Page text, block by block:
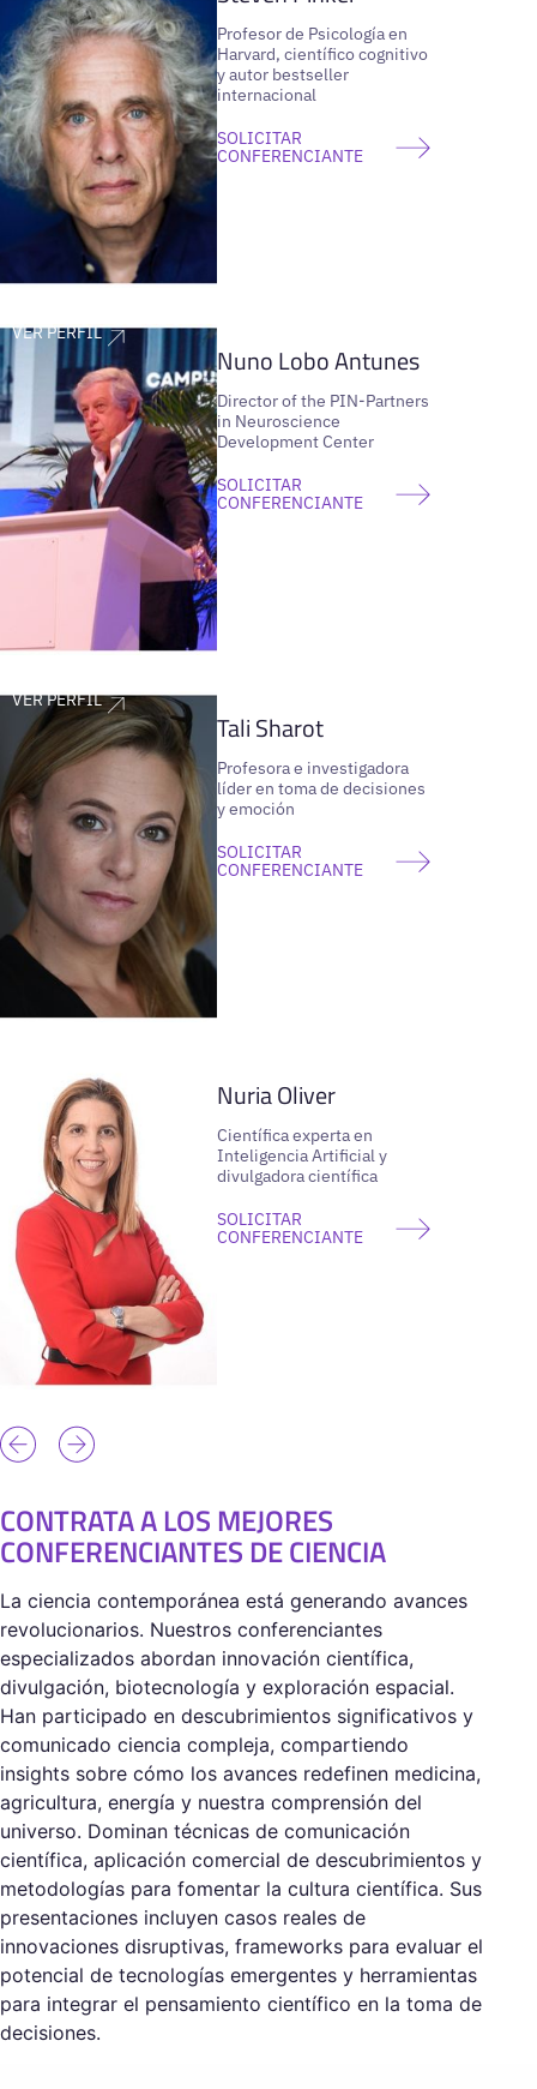
Profesor de Psicología en
Harvard, científico cognitivo
y autor bestseller
internacional
SOLICITAR
CONFERENCIANTE
VER PERFIL
Nuno Lobo Antunes
Director of the PIN-Partners
in Neuroscience
Development Center
SOLICITAR
CONFERENCIANTE
VER PERFIL
Tali Sharot
Profesora e investigadora
líder en toma de decisiones
y emoción
SOLICITAR
CONFERENCIANTE
Nuria Oliver
Científica experta en
Inteligencia Artificial y
divulgadora científica
SOLICITAR
CONFERENCIANTE
CONTRATA A LOS MEJORES
CONFERENCIANTES DE CIENCIA
La ciencia contemporánea está generando avances
revolucionarios. Nuestros conferenciantes
especializados abordan innovación científica,
divulgación, biotecnología y exploración espacial.
Han participado en descubrimientos significativos y
comunicado ciencia compleja, compartiendo
insights sobre cómo los avances redefinen medicina,
agricultura, energía y nuestra comprensión del
universo. Dominan técnicas de comunicación
científica, aplicación comercial de descubrimientos y
metodologías para fomentar la cultura científica. Sus
presentaciones incluyen casos reales de
innovaciones disruptivas, frameworks para evaluar el
potencial de tecnologías emergentes y herramientas
para integrar el pensamiento científico en la toma de
decisiones.